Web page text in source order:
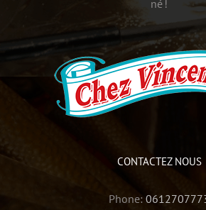
né !
CONTACTEZ NOUS
Phone: